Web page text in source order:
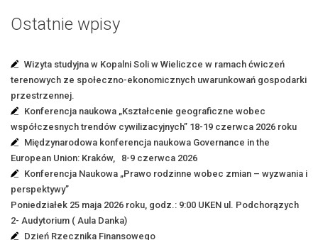
Ostatnie wpisy
Wizyta studyjna w Kopalni Soli w Wieliczce w ramach ćwiczeń
terenowych ze społeczno-ekonomicznych uwarunkowań gospodarki
przestrzennej.
Konferencja naukowa „Kształcenie geograficzne wobec
współczesnych trendów cywilizacyjnych” 18-19 czerwca 2026 roku
Międzynarodowa konferencja naukowa Governance in the
European Union: Kraków, 8-9 czerwca 2026
Konferencja Naukowa „Prawo rodzinne wobec zmian – wyzwania i
perspektywy”
Poniedziałek 25 maja 2026 roku, godz.: 9:00 UKEN ul. Podchorązych
2- Audytorium ( Aula Danka)
Dzień Rzecznika Finansowego